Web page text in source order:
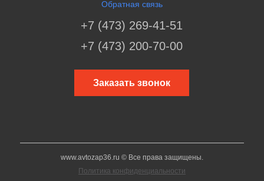
Обратная связь
+7 (473) 269-41-51
+7 (473) 200-70-00
Заказать звонок
www.avtozap36.ru © Все права защищены.
Политика конфиденциальности